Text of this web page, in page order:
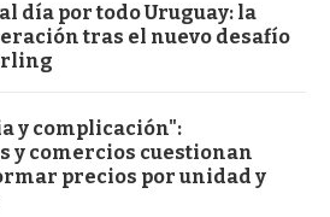
día por todo Uruguay: la
tras el nuevo desafío
y complicación":
y comercios cuestionan
precios por unidad y